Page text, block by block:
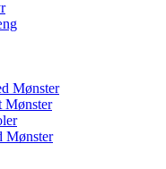
Mønster
Mønster
Mønster